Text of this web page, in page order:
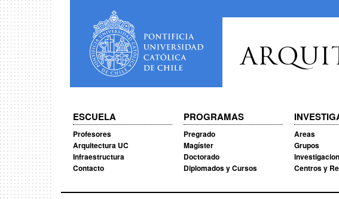
ESCUELA
Profesores
Arquitectura UC
Infraestructura
Contacto
PROGRAMAS
Pregrado
Magíster
Doctorado
Diplomados y Cursos
Areas
Grupos
Centros y